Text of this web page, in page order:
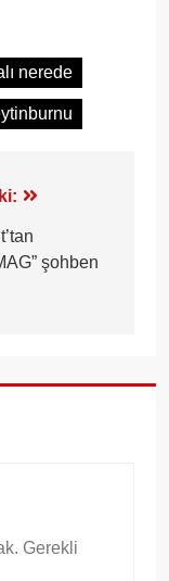
nerede
şohben
Gerekli